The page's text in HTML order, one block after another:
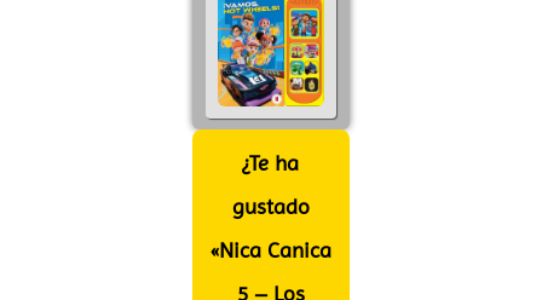
¿Te ha
gustado
«Nica Canica
5 – Los